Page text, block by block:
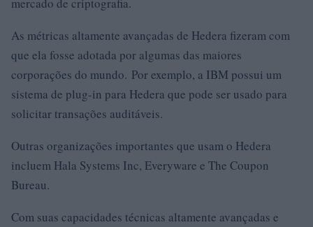
As métricas altamente avançadas de Hedera fizeram com
que ela fosse adotada por algumas das maiores
corporações do mundo. Por exemplo, a IBM possui um
sistema de plug-in para Hedera que pode ser usado para
solicitar transações auditáveis.
Outras organizações importantes que usam o Hedera
incluem Hala Systems Inc, Everyware e The Coupon
Bureau.
Com suas capacidades técnicas altamente avançadas e